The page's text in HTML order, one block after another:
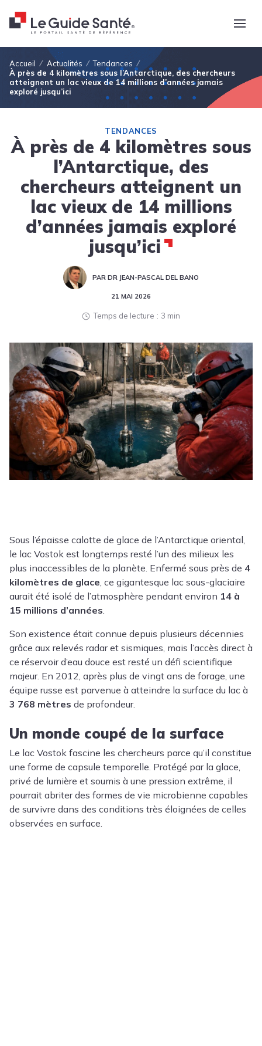
Fil d'Ariane
Accueil Actualités
Tendances
À près de 4 kilomètres sous l’Antarctique, des chercheurs
atteignent un lac vieux de 14 millions d’années jamais
exploré jusqu’ici
TENDANCES
À près de 4 kilomètres sous
l’Antarctique, des
chercheurs atteignent un
lac vieux de 14 millions
d’années jamais exploré
jusqu’ici
PAR DR JEAN-PASCAL DEL BANO
21 MAI 2026
Temps de lecture 3 min
Sous l’épaisse calotte de glace de l’Antarctique oriental,
le lac Vostok est longtemps resté l’un des milieux les
plus inaccessibles de la planète. Enfermé sous près de 4
kilomètres de glace, ce gigantesque lac sous-glaciaire
aurait été isolé de l’atmosphère pendant environ 14 à
15 millions d’années.
Son existence était connue depuis plusieurs décennies
grâce aux relevés radar et sismiques, mais l’accès direct à
ce réservoir d’eau douce est resté un défi scientifique
majeur. En 2012, après plus de vingt ans de forage, une
équipe russe est parvenue à atteindre la surface du lac à
3 768 mètres de profondeur.
Un monde coupé de la surface
Le lac Vostok fascine les chercheurs parce qu’il constitue
une forme de capsule temporelle. Protégé par la glace,
privé de lumière et soumis à une pression extrême, il
pourrait abriter des formes de vie microbienne capables
de survivre dans des conditions très éloignées de celles
observées en surface.